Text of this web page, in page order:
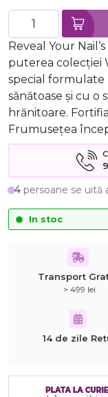
Reveal Your
puterea colecției
special
sănătoase și cu o
hrănitoare.
Frumusețea
4 persoane se uită
In stoc
Transport
> 499 lei
14 de zile